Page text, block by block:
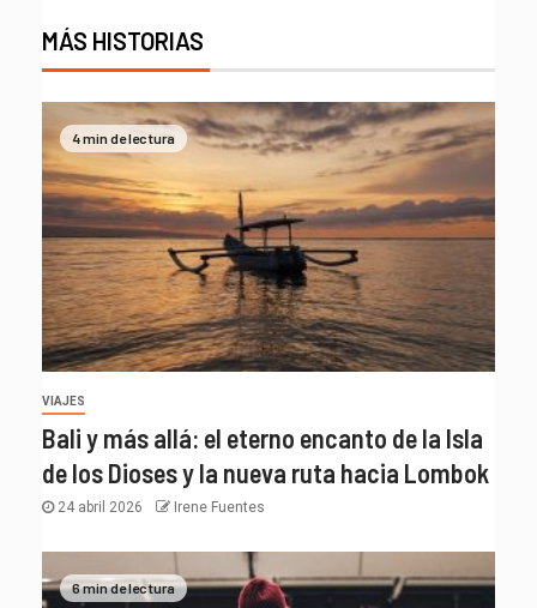
MÁS HISTORIAS
4 min de lectura
VIAJES
Bali y más allá: el eterno encanto de la Isla
de los Dioses y la nueva ruta hacia Lombok
24 abril 2026 Irene Fuentes
6 min de lectura